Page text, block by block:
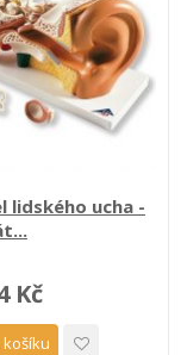
Model lidského
5 125 Kč
Do košíku